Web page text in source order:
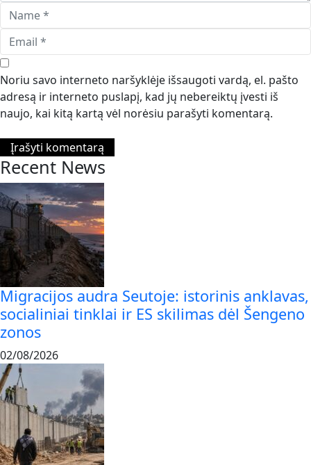
Noriu savo interneto naršyklėje išsaugoti vardą, el. pašto
adresą ir interneto puslapį, kad jų nebereiktų įvesti iš
naujo, kai kitą kartą vėl norėsiu parašyti komentarą.
Recent News
Migracijos audra Seutoje: istorinis anklavas,
socialiniai tinklai ir ES skilimas dėl Šengeno
zonos
02/08/2026